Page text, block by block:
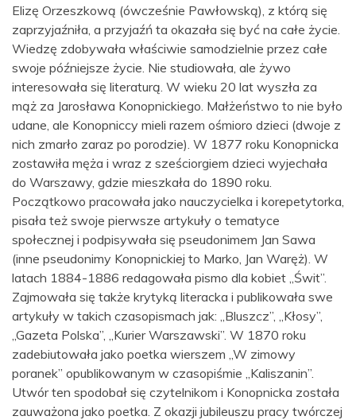
Elizę Orzeszkową (ówcześnie Pawłowską), z którą się
zaprzyjaźniła, a przyjaźń ta okazała się być na całe życie.
Wiedzę zdobywała właściwie samodzielnie przez całe
swoje późniejsze życie. Nie studiowała, ale żywo
interesowała się literaturą. W wieku 20 lat wyszła za
mąż za Jarosława Konopnickiego. Małżeństwo to nie było
udane, ale Konopniccy mieli razem ośmioro dzieci (dwoje z
nich zmarło zaraz po porodzie). W 1877 roku Konopnicka
zostawiła męża i wraz z sześciorgiem dzieci wyjechała
do Warszawy, gdzie mieszkała do 1890 roku.
Początkowo pracowała jako nauczycielka i korepetytorka,
pisała też swoje pierwsze artykuły o tematyce
społecznej i podpisywała się pseudonimem Jan Sawa
(inne pseudonimy Konopnickiej to Marko, Jan Waręż). W
latach 1884-1886 redagowała pismo dla kobiet „Świt”.
Zajmowała się także krytyką literacka i publikowała swe
artykuły w takich czasopismach jak: „Bluszcz”, „Kłosy”,
„Gazeta Polska”, „Kurier Warszawski”. W 1870 roku
zadebiutowała jako poetka wierszem „W zimowy
poranek” opublikowanym w czasopiśmie „Kaliszanin”.
Utwór ten spodobał się czytelnikom i Konopnicka została
zauważona jako poetka. Z okazji jubileuszu pracy twórczej